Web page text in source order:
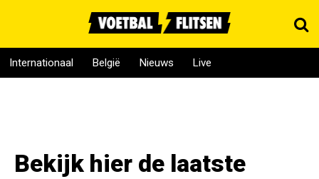
Internationaal België Nieuws Live
Bekijk hier de laatste